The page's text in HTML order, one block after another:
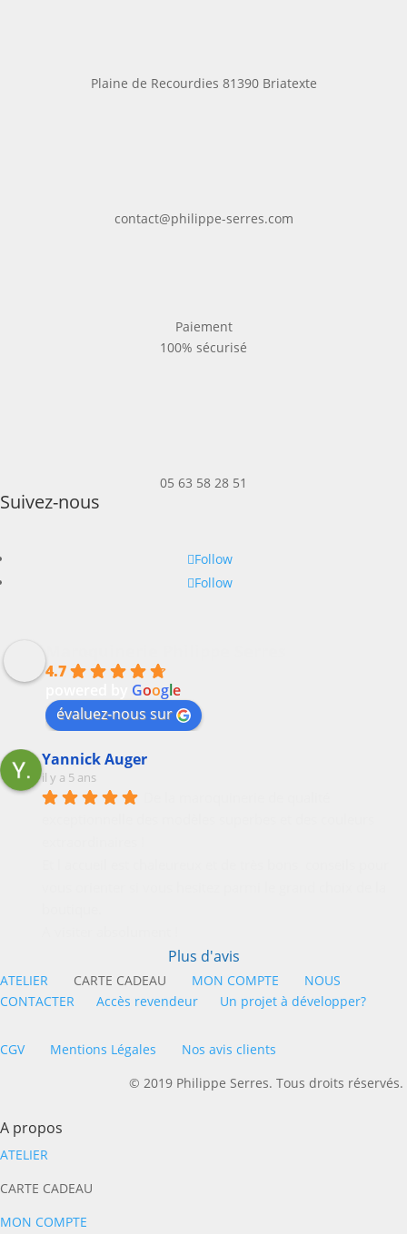
Plaine de Recourdies 81390 Briatexte
contact@philippe-serres.com
Paiement
100% sécurisé
05 63 58 28 51
Suivez-nous
Follow
Follow
4.7
Google
évaluez-nous sur
Yannick Auger
il y a 5 ans
Plus d'avis
ATELIER CARTE CADEAU MON COMPTE
NOUS
CONTACTER
Accès revendeur Un projet à développer?
CGV Mentions Légales
Nos avis clients
© 2019 Philippe Serres. Tous droits réservés.
A propos
ATELIER
CARTE CADEAU
MON COMPTE